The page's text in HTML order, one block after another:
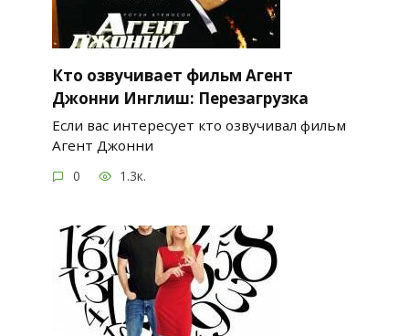
Кто озвучивает фильм Агент
Джонни Инглиш: Перезагрузка
Если вас интересует кто озвучивал фильм
Агент Джонни
0 1.3к.